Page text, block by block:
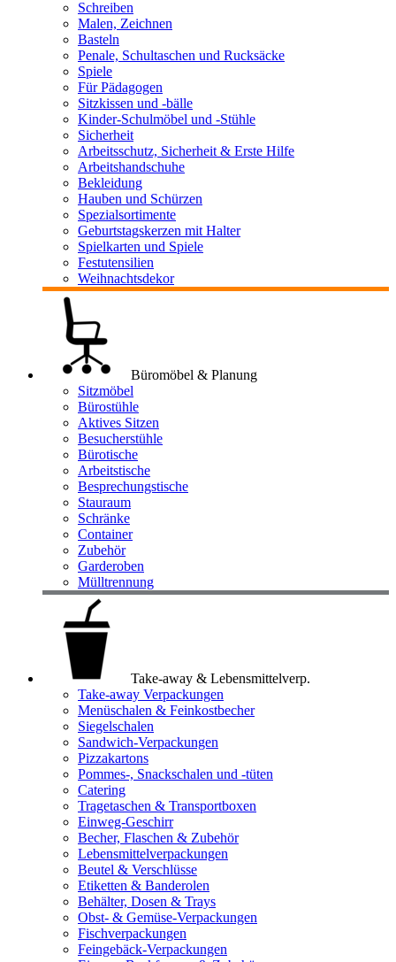
Schreiben
Malen, Zeichnen
Basteln
Penale, Schultaschen und Rucksäcke
Spiele
Für Pädagogen
Sitzkissen und -bälle
Kinder-Schulmöbel und -Stühle
Sicherheit
Arbeitsschutz, Sicherheit & Erste Hilfe
Arbeitshandschuhe
Bekleidung
Hauben und Schürzen
Spezialsortimente
Geburtstagskerzen mit Halter
Spielkarten und Spiele
Festutensilien
Weihnachtsdekor
Büromöbel & Planung
Sitzmöbel
Bürostühle
Aktives Sitzen
Besucherstühle
Bürotische
Arbeitstische
Besprechungstische
Stauraum
Schränke
Container
Zubehör
Garderoben
Mülltrennung
Take-away & Lebensmittelverp.
Take-away Verpackungen
Menüschalen & Feinkostbecher
Siegelschalen
Sandwich-Verpackungen
Pizzakartons
Pommes-, Snackschalen und -tüten
Catering
Tragetaschen & Transportboxen
Einweg-Geschirr
Becher, Flaschen & Zubehör
Lebensmittelverpackungen
Beutel & Verschlüsse
Etiketten & Banderolen
Behälter, Dosen & Trays
Obst- & Gemüse-Verpackungen
Fischverpackungen
Feingebäck-Verpackungen